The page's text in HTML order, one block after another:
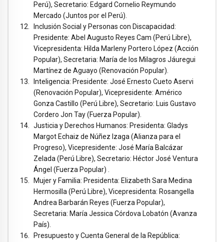
Perú), Secretario: Edgard Cornelio Reymundo
Mercado (Juntos por el Perú).
Inclusión Social y Personas con Discapacidad:
Presidente: Abel Augusto Reyes Cam (Perú Libre),
Vicepresidenta: Hilda Marleny Portero López (Acción
Popular), Secretaria: María de los Milagros Jáuregui
Martínez de Aguayo (Renovación Popular).
Inteligencia: Presidente: José Ernesto Cueto Aservi
(Renovación Popular), Vicepresidente: Américo
Gonza Castillo (Perú Libre), Secretario: Luis Gustavo
Cordero Jon Tay (Fuerza Popular).
Justicia y Derechos Humanos: Presidenta: Gladys
Margot Echaiz de Núñez Izaga (Alianza para el
Progreso), Vicepresidente: José María Balcázar
Zelada (Perú Libre), Secretario: Héctor José Ventura
Ángel (Fuerza Popular) .
Mujer y Familia: Presidenta: Elizabeth Sara Medina
Hermosilla (Perú Libre), Vicepresidenta: Rosangella
Andrea Barbarán Reyes (Fuerza Popular),
Secretaria: María Jessica Córdova Lobatón (Avanza
País).
Presupuesto y Cuenta General de la República: